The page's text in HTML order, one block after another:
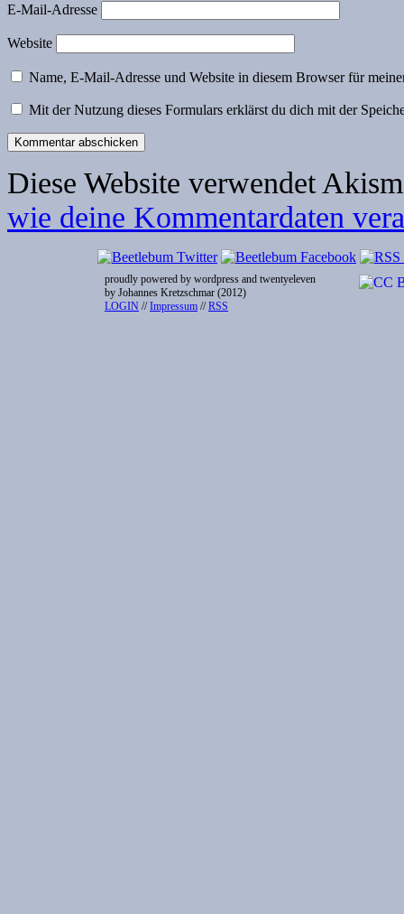
E-Mail-Adresse
Website
Name, E-Mail-Adresse und Website in diesem Browser für
Mit der Nutzung dieses Formulars erklärst du dich mit der
Diese Website verwendet
wie deine Kommentardaten
proudly powered by wordpress and twentyeleven
by Johannes Kretzschmar (2012)
LOGIN //Impressum //RSS